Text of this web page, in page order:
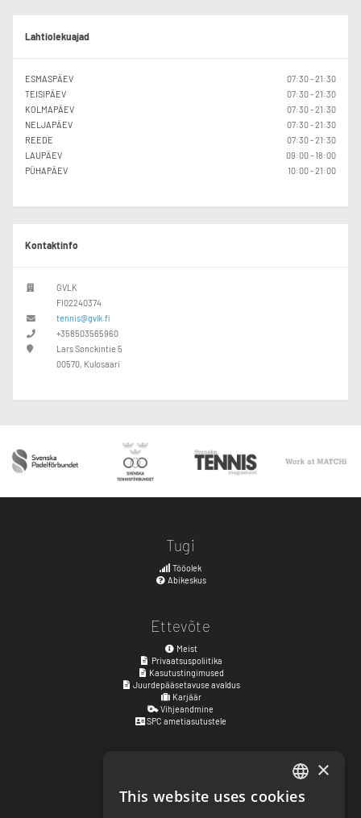
Lahtiolekuajad
ESMASPÄEV
07:30 - 21:30
TEISIPÄEV
07:30 - 21:30
KOLMAPÄEV
07:30 - 21:30
NELJAPÄEV
07:30 - 21:30
REEDE
07:30 - 21:30
LAUPÄEV
09:00 - 18:00
PÜHAPÄEV
10:00 - 21:00
Kontaktinfo
GVLK
FI02240374
tennis@gvlk.fi
+358503565960
Lars Sonckintie 5
00570, Kulosaari
Tugi
Tööolek
Abikeskus
Ettevõte
Meist
Privaatsuspoliitika
Kasutustingimused
Juurdepääsetavuse avaldus
Karjäär
Vihjeandmine
SPC ametiasutustele
Kyrkogatan 17
411 15 Göteborg,Rootsi ENGLISH
×
This website uses cookies